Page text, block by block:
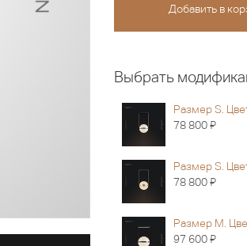
Выбрать
Размер S.
78 800Я
Размер S.
78 800Я
Размер M.
97 600Я